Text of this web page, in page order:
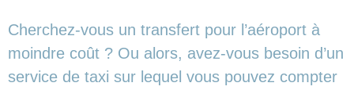
Cherchez-vous un transfert pour l’aéroport à
moindre coût ? Ou alors, avez-vous besoin d’un
service de taxi sur lequel vous pouvez compter